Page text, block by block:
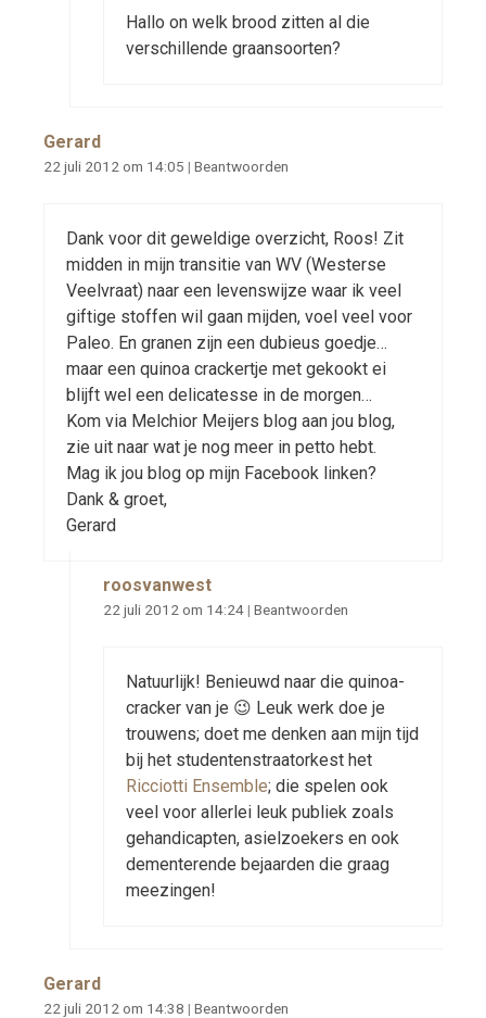
Hallo on welk brood zitten al die
verschillende graansoorten?
Gerard
22 juli 2012 om 14:05 | Beantwoorden
Dank voor dit geweldige overzicht, Roos! Zit
midden in mijn transitie van WV (Westerse
Veelvraat) naar een levenswijze waar ik veel
giftige stoffen wil gaan mijden, voel veel voor
Paleo. En granen zijn een dubieus goedje…
maar een quinoa crackertje met gekookt ei
blijft wel een delicatesse in de morgen…
Kom via Melchior Meijers blog aan jou blog,
zie uit naar wat je nog meer in petto hebt.
Mag ik jou blog op mijn Facebook linken?
Dank & groet,
Gerard
roosvanwest
22 juli 2012 om 14:24| Beantwoorden
Natuurlijk! Benieuwd naar die quinoa-
cracker van je 😉 Leuk werk doe je
trouwens; doet me denken aan mijn tijd
bij het studentenstraatorkest het
Ricciotti Ensemble; die spelen ook
veel voor allerlei leuk publiek zoals
gehandicapten, asielzoekers en ook
dementerende bejaarden die graag
meezingen!
Gerard
22 juli 2012 om 14:38 | Beantwoorden